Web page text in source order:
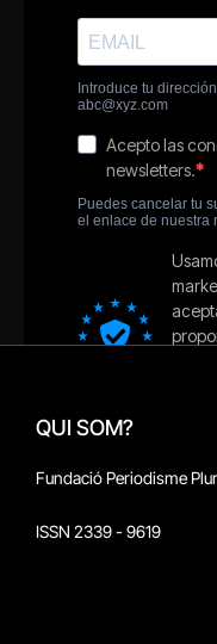
QUI SOM?
Fundació Periodisme
ISSN 2339 - 9619